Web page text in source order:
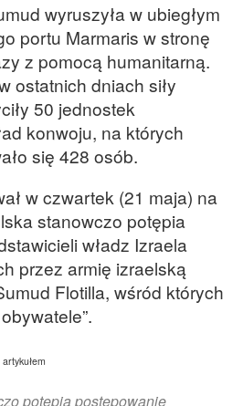
wyruszyła w ubiegłym
portu Marmaris w stronę
z pomocą humanitarną.
ostatnich dniach siły
50 jednostek
konwoju, na których
się 428 osób.
w czwartek (21 maja) na
stanowczo potępia
władz Izraela
przez armię izraelską
Flotilla, wśród których
potępia postępowanie